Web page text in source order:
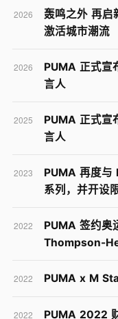
2026
轰鸣之外 再启
激活城市潮流
2026
PUMA 正式宣
言人
2025
PUMA 正式宣
言人
2023
PUMA 再度与
系列，并开设
2022
PUMA 签约奥
Thompson-
2022 PUMA x M
2022
PUMA 2022